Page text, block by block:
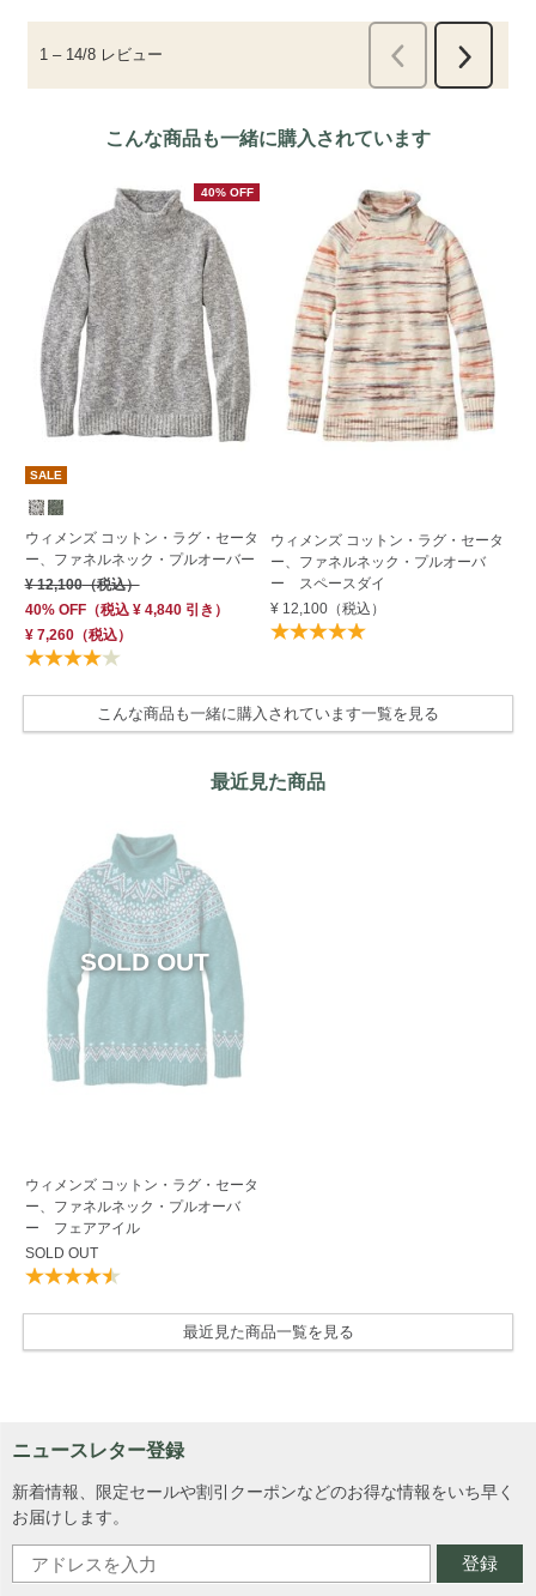
こんな商品も一緒に購入されています
40% OFF
SALE
ウィメンズ コットン・ラグ・セータ
ー、ファネルネック・プルオーバー
¥ 12,100（税込）
40% OFF（税込 ¥ 4,840引き）
¥ 7,260（税込）
ウィメンズ コットン・ラグ・セータ
ー、ファネルネック・プルオーバ
ー スペースダイ
¥ 12,100 （税込）
こんな商品も一緒に購入されています一覧を見る
最近見た商品
ウィメンズ コットン・ラグ・セータ
ー、ファネルネック・プルオーバ
ー フェアアイル
SOLD OUT
最近見た商品一覧を見る
ニュースレター登録
新着情報、限定セールや割引クーポンなどのお得な情報をいち早く
お届けします。
登録